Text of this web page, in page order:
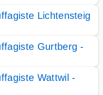
Lichtensteig
Gurtberg -
Wattwil -